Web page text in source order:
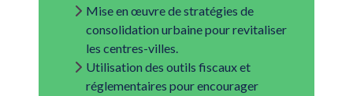
Mise en œuvre de stratégies de
consolidation urbaine pour revitaliser
les centres-villes.
Utilisation des outils fiscaux et
réglementaires pour encourager